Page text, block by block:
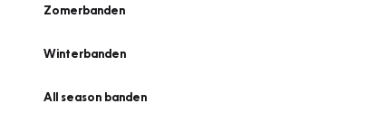
Zomerbanden
Winterbanden
All season banden